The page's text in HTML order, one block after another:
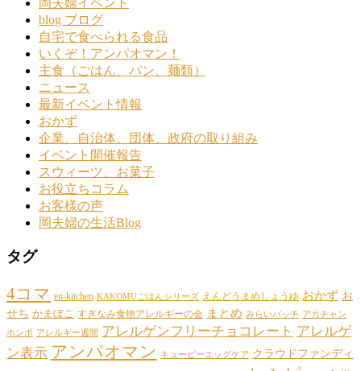
blog ブログ
自宅で食べられる食品
いくぞ！アンパオマン！
主食（ごはん、パン、麺類）
ニュース
最新イベント情報
おかず
企業、自治体、団体、政府の取り組み
イベント開催報告
スウィーツ、お菓子
お役立ちコラム
お客様の声
岡夫婦の生活Blog
タグ
4コマ en-kitchen KAKOMUごはんシリーズ えんどうまめしょうゆ おかず お
せち かまぼこ すぎなみ食物アレルギーの会 まとめ みらいバッチ アカチャン
ホンポ アレルギー週間 アレルゲンフリーチョコレート アレルゲ
ン表示 アンパオマン キューピーエッグケア クラウドファンディ